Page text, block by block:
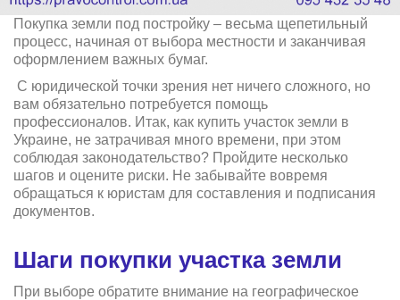
Покупка земли под постройку – весьма щепетильный
процесс, начиная от выбора местности и заканчивая
оформлением важных бумаг.
С юридической точки зрения нет ничего сложного, но
вам обязательно потребуется помощь
профессионалов. Итак, как купить участок земли в
Украине, не затрачивая много времени, при этом
соблюдая законодательство? Пройдите несколько
шагов и оцените риски. Не забывайте вовремя
обращаться к юристам для составления и подписания
документов.
Шаги покупки участка земли
При выборе обратите внимание на географическое